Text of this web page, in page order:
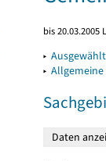
bis
▸
▸